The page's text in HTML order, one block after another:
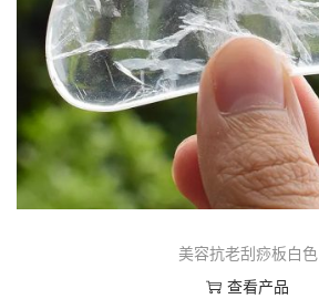
美容抗老刮痧板白色
查看产品